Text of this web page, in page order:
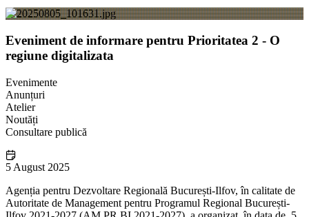
Eveniment de informare pentru Prioritatea 2 - O
regiune digitalizata
Evenimente
Anunțuri
Atelier
Noutăți
Consultare publică
5 August 2025
Agenția pentru Dezvoltare Regională București-Ilfov, în calitate de
Autoritate de Management pentru Programul Regional București-